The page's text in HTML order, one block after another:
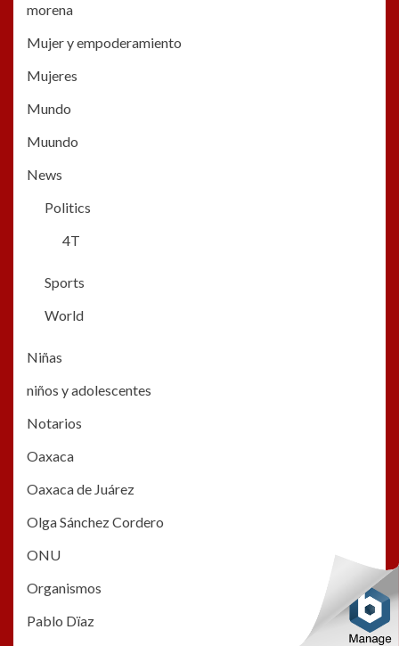
morena
Mujer y empoderamiento
Mujeres
Mundo
Muundo
News
Politics
4T
Sports
World
Niñas
niños y adolescentes
Notarios
Oaxaca
Oaxaca de Juárez
Olga Sánchez Cordero
ONU
Organismos
Pablo Dïaz